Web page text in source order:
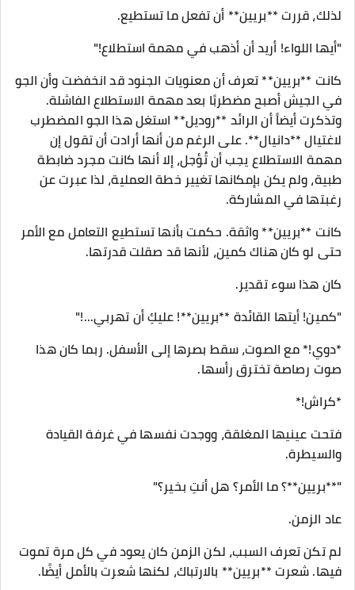
لذلك، قررت **بريين** أن تفعل ما تستطيع.
"أيها اللواء! أريد أن أذهب في مهمة استطلاع!"
كانت **بريين** تعرف أن معنويات الجنود قد انخفضت وأن الجو
في الجيش أصبح مضطربًا بعد مهمة الاستطلاع الفاشلة.
وتذكرت أيضاً أن الرائد **روديل** استغل هذا الجو المضطرب
لاغتيال **دانيال**. على الرغم من أنها أرادت أن تقول إن
مهمة الاستطلاع يجب أن تُؤجل، إلا أنها كانت مجرد ضابطة
طبية، ولم يكن بإمكانها تغيير خطة العملية، لذا عبرت عن
رغبتها في المشاركة.
كانت **بريين** واثقة. حكمت بأنها تستطيع التعامل مع الأمر
حتى لو كان هناك كمين، لأنها قد صقلت قدرتها.
كان هذا سوء تقدير.
"كمين! أيتها القائدة **بريين**! عليكِ أن تهربي...!"
*دوي!* مع الصوت، سقط بصرها إلى الأسفل. ربما كان هذا
صوت رصاصة تخترق رأسها.
*كراش!*
فتحت عينيها المغلقة، ووجدت نفسها في غرفة القيادة
والسيطرة.
"**بريين**؟ ما الأمر؟ هل أنتِ بخير؟"
عاد الزمن.
لم تكن تعرف السبب، لكن الزمن كان يعود في كل مرة تموت
فيها. شعرت **بريين** بالارتباك، لكنها شعرت بالأمل أيضًا.